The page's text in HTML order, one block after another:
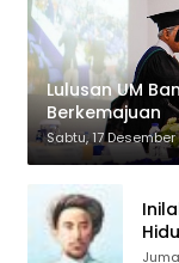
Lulusan UM
Berkemajuan
Sabtu, 17